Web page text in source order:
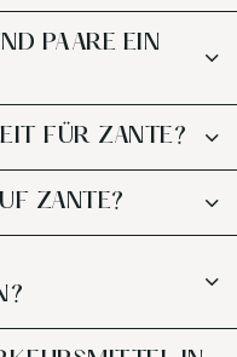
PAARE EIN
FÜR ZANTE?
ZANTE?